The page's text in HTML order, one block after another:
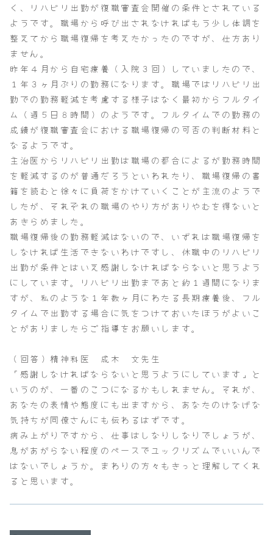
く、リハビリ出勤が復職審査会開催の条件とされている
ようです。職場から呼び出されなければもう少し体調を
整えてから職場復帰を考えたかったのですが、仕方あり
ません。
昨年４月から自宅療養（入院３回）していましたので、
１年３ヶ月ぶりの勤務になります。職場ではリハビリ出
勤での勤務軽減を考慮する様子はなく最初からフルタイ
ム（週５日８時間）のようです。フルタイムでの勤務の
成績が復職審査会における職場復帰の可否の判断材料と
なるようです。
主治医からリハビリ出勤は職場の都合によるが勤務時間
を軽減するのが普通だろうといわれたり、職場復帰の書
籍を読むと徐々に負荷をかけていくことが主流のようで
したが、それぞれの職場のやり方がありやむを得ないと
あきらめました。
職場復帰後の勤務軽減はないので、いずれは職場復帰を
しなければ生活できないわけですし、休職中のリハビリ
出勤が条件とはいえ感謝しなければならないと思うよう
にしています。リハビリ出勤まであと約１週間になりま
すが、私のような１年数ヶ月にわたる長期療養後、フル
タイムで出勤する場合に気をつけておいたほうがよいこ
とがありましたらご指導をお願いします。
（回答）精神科医 成木 文先生
「感謝しなければならないと思うようにしています」と
いうのが、一番のこつになるかもしれません。それが、
あなたの表情や態度にも出ますから、あなたのけなげな
気持ちが同僚さんにも伝わるはずです。
病み上がりですから、仕事はしなりしなりでしょうが、
息があがらない程度のペースでユックリズムでいいんで
はないでしょうか。まわりの方々もきっと理解してくれ
ると思います。